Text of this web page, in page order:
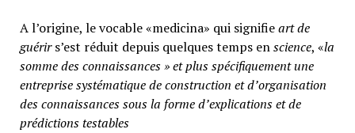
A l’origine, le vocable «medicina» qui signifieart de
guérirs’est réduit depuis quelques temps enscience, «la
somme des connaissances » et plus spécifiquement une
entreprise systématique de construction et d’organisation
des connaissances sous la forme d’explications et de
prédictions testables